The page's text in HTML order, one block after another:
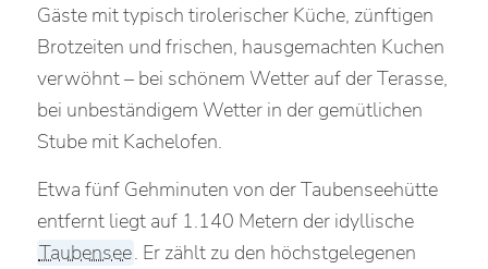
Gäste mit typisch tirolerischer Küche, zünftigen
Brotzeiten und frischen, hausgemachten Kuchen
verwöhnt – bei schönem Wetter auf der Terasse,
bei unbeständigem Wetter in der gemütlichen
Stube mit Kachelofen.
Etwa fünf Gehminuten von der Taubenseehütte
entfernt liegt auf 1.140 Metern der idyllische
Taubensee. Er zählt zu den höchstgelegenen